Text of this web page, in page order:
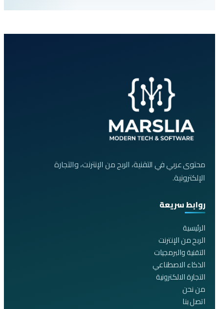
محتوى عربي في التقنية، الربح من الإنترنت، والتجارة
الإلكترونية.
روابط سريعة
الرئيسية
الربح من الإنترنت
التقنية والبرمجيات
الذكاء الاصطناعي
التجارة الالكترونية
من نحن
اتصل بنا